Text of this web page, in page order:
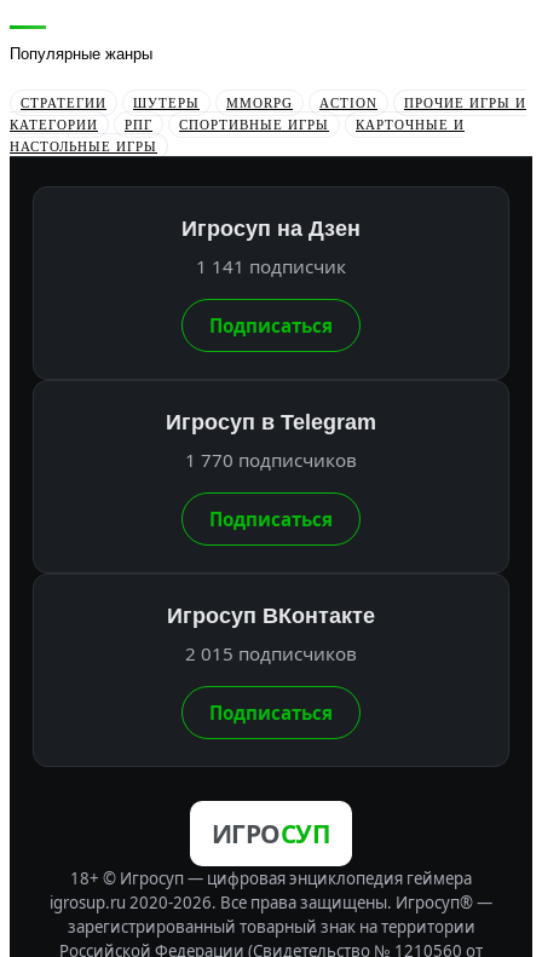
Популярные жанры
СТРАТЕГИИ ШУТЕРЫ MMORPG ACTION
ПРОЧИЕ ИГРЫ И
КАТЕГОРИИ
РПГ СПОРТИВНЫЕ ИГРЫ
КАРТОЧНЫЕ И
НАСТОЛЬНЫЕ ИГРЫ
Игросуп на Дзен
1 141 подписчик
Подписаться
Игросуп в Telegram
1 770 подписчиков
Подписаться
Игросуп ВКонтакте
2 015 подписчиков
Подписаться
ИГРОСУП
18+ © Игросуп — цифровая энциклопедия геймера
igrosup.ru 2020-2026. Все права защищены. Игросуп® —
зарегистрированный товарный знак на территории
Российской Федерации (Свидетельство № 1210560 от